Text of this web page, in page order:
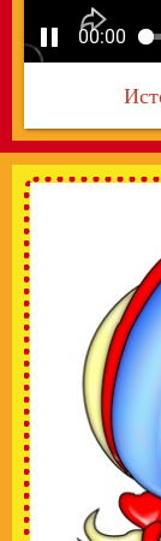
00:00